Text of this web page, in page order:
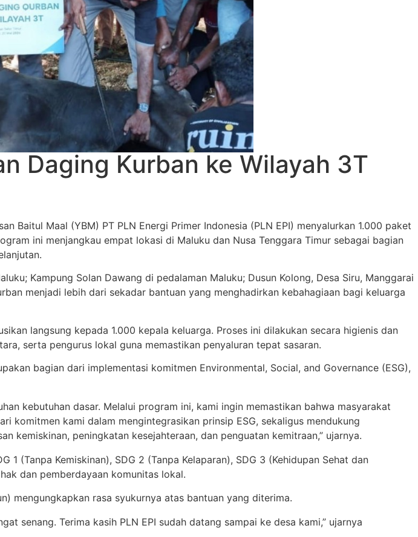
Daging Kurban ke Wilayah 3T
Baitul Maal (YBM) PT PLN Energi Primer Indonesia (PLN EPI) menyalurkan 1.000 paket
ini menjangkau empat lokasi di Maluku dan Nusa Tenggara Timur sebagai bagian
Kampung Solan Dawang di pedalaman Maluku; Dusun Kolong, Desa Siru, Manggarai
menjadi lebih dari sekadar bantuan yang menghadirkan kebahagiaan bagi keluarga
langsung kepada 1.000 kepala keluarga. Proses ini dilakukan secara higienis dan
serta pengurus lokal guna memastikan penyaluran tepat sasaran.
bagian dari implementasi komitmen Environmental, Social, and Governance (ESG),
kebutuhan dasar. Melalui program ini, kami ingin memastikan bahwa masyarakat
komitmen kami dalam mengintegrasikan prinsip ESG, sekaligus mendukung
kemiskinan, peningkatan kesejahteraan, dan penguatan kemitraan,” ujarnya.
(Tanpa Kemiskinan), SDG 2 (Tanpa Kelaparan), SDG 3 (Kehidupan Sehat dan
dan pemberdayaan komunitas lokal.
mengungkapkan rasa syukurnya atas bantuan yang diterima.
senang. Terima kasih PLN EPI sudah datang sampai ke desa kami,” ujarnya